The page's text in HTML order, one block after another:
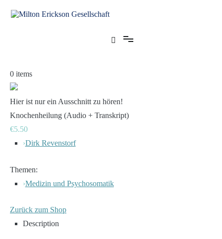
Inhalt
0 items
Hier ist nur ein Ausschnitt zu hören!
Knochenheilung (Audio + Transkript)
€5.50
›Dirk Revenstorf
Themen:
›Medizin und Psychosomatik
Zurück zum Shop
Description